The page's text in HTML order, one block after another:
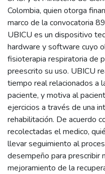
Colombia, quien otorga
marco de la convocatoria
UBICU es un dispositivo
hardware y software cuyo
fisioterapia respiratoria de
preescrito su uso. UBICU
tiempo real relacionados a
paciente, y motiva al
ejercicios a través de una
rehabilitación. De acuerdo
recolectadas el medico,
llevar seguimiento al
desempeño para prescribir
mejoramiento de la